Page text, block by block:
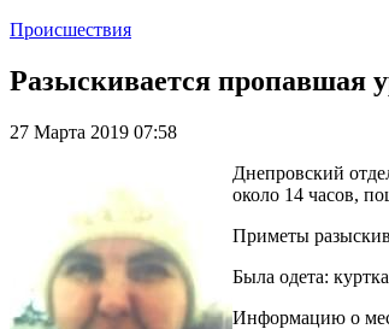
Происшествия
Разыскивается пропавшая
27 Марта 2019 07:58
Днепровский
около 14 часов,
Приметы
Была одета:
Информацию о